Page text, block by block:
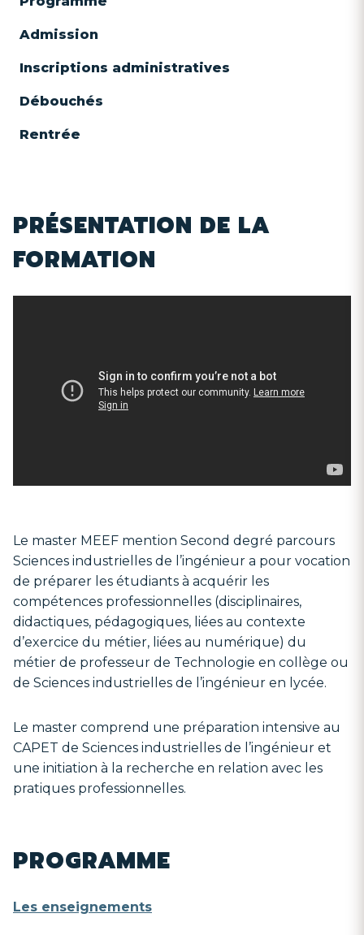
Admission
Inscriptions administratives
Débouchés
Rentrée
PRÉSENTATION DE LA
FORMATION
Le master MEEF mention Second degré parcours
Sciences industrielles de l’ingénieur a pour vocation
de préparer les étudiants à acquérir les
compétences professionnelles (disciplinaires,
didactiques, pédagogiques, liées au contexte
d’exercice du métier, liées au numérique) du
métier de professeur de Technologie en collège ou
de Sciences industrielles de l’ingénieur en lycée.
Le master comprend une préparation intensive au
CAPET de Sciences industrielles de l’ingénieur et
une initiation à la recherche en relation avec les
pratiques professionnelles.
PROGRAMME
Les enseignements